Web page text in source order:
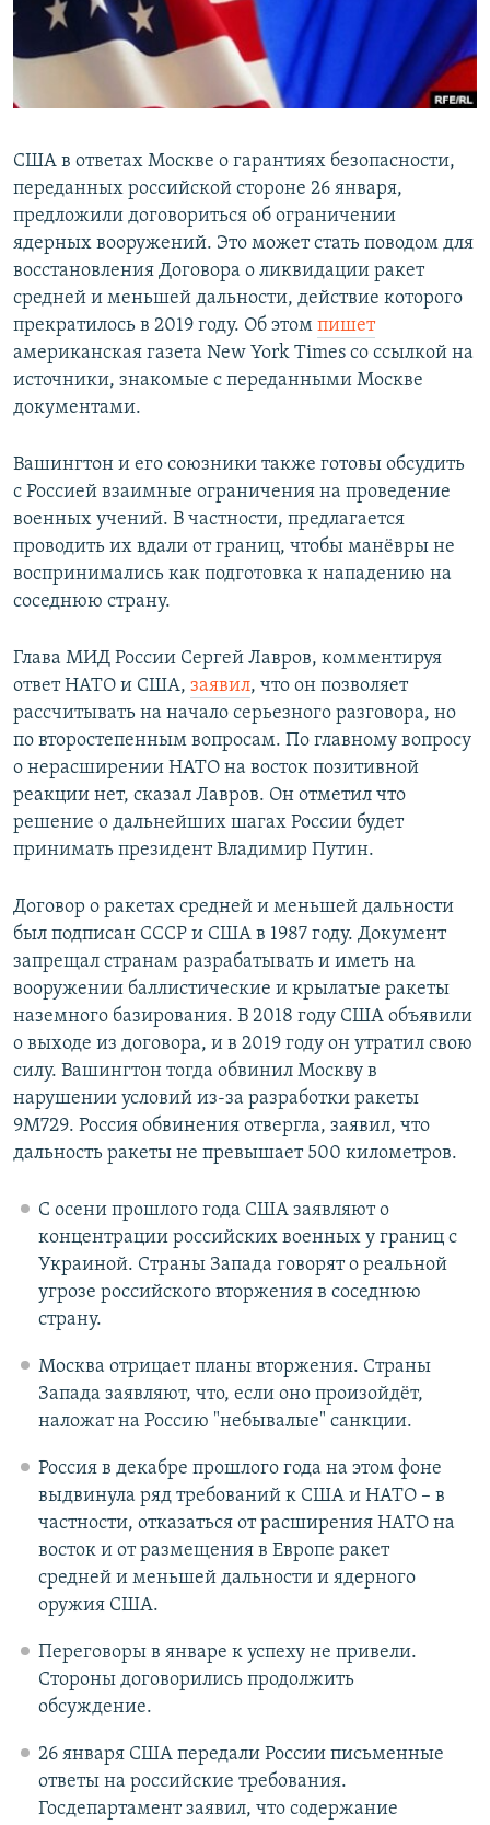
США в ответах Москве о гарантиях безопасности,
переданных российской стороне 26 января,
предложили договориться об ограничении
ядерных вооружений. Это может стать поводом для
восстановления Договора о ликвидации ракет
средней и меньшей дальности, действие которого
прекратилось в 2019 году. Об этом пишет
американская газета New York Times со ссылкой на
источники, знакомые с переданными Москве
документами.
Вашингтон и его союзники также готовы обсудить
с Россией взаимные ограничения на проведение
военных учений. В частности, предлагается
проводить их вдали от границ, чтобы манёвры не
воспринимались как подготовка к нападению на
соседнюю страну.
Глава МИД России Сергей Лавров, комментируя
ответ НАТО и США, заявил, что он позволяет
рассчитывать на начало серьезного разговора, но
по второстепенным вопросам. По главному вопросу
о нерасширении НАТО на восток позитивной
реакции нет, сказал Лавров. Он отметил что
решение о дальнейших шагах России будет
принимать президент Владимир Путин.
Договор о ракетах средней и меньшей дальности
был подписан СССР и США в 1987 году. Документ
запрещал странам разрабатывать и иметь на
вооружении баллистические и крылатые ракеты
наземного базирования. В 2018 году США объявили
о выходе из договора, и в 2019 году он утратил свою
силу. Вашингтон тогда обвинил Москву в
нарушении условий из-за разработки ракеты
9М729. Россия обвинения отвергла, заявил, что
дальность ракеты не превышает 500 километров.
С осени прошлого года США заявляют о
концентрации российских военных у границ с
Украиной. Страны Запада говорят о реальной
угрозе российского вторжения в соседнюю
страну.
Москва отрицает планы вторжения. Страны
Запада заявляют, что, если оно произойдёт,
наложат на Россию "небывалые" санкции.
Россия в декабре прошлого года на этом фоне
выдвинула ряд требований к США и НАТО – в
частности, отказаться от расширения НАТО на
восток и от размещения в Европе ракет
средней и меньшей дальности и ядерного
оружия США.
Переговоры в январе к успеху не привели.
Стороны договорились продолжить
обсуждение.
26 января США передали России письменные
ответы на российские требования.
Госдепартамент заявил, что содержание